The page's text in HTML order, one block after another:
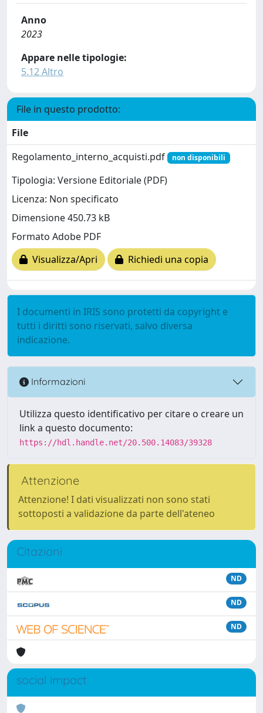
Anno
2023
Appare nelle tipologie:
5.12 Altro
File in questo prodotto:
File
Regolamento_interno_acquisti.pdf
non disponibili
Tipologia: Versione Editoriale (PDF)
Licenza: Non specificato
Dimensione 450.73 kB
Formato Adobe PDF
Visualizza/Apri
Richiedi una copia
I documenti in IRIS sono protetti da copyright e
tutti i diritti sono riservati, salvo diversa
indicazione.
Informazioni
Utilizza questo identificativo per citare o creare un
link a questo documento:
https://hdl.handle.net/20.500.14083/39328
Attenzione
Attenzione! I dati visualizzati non sono stati
sottoposti a validazione da parte dell'ateneo
Citazioni
ND
ND
ND
social impact